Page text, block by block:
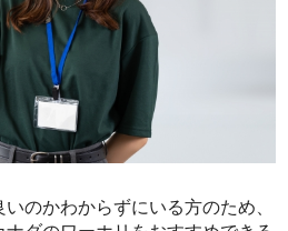
のかわからずにいる方のため、